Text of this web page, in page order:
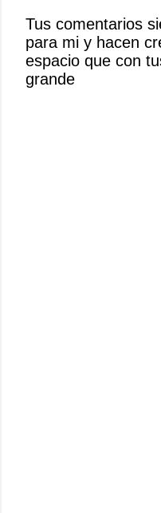
u
n
c
o
Tus comentarios
para mi y hacen
espacio que con
grande